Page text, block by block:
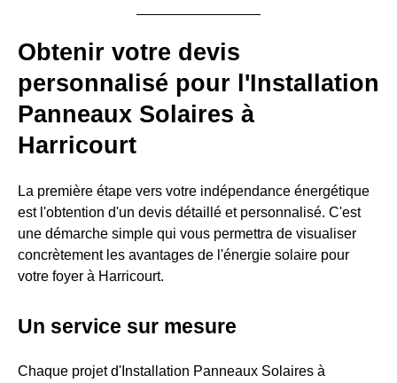
Obtenir votre devis
personnalisé pour l'Installation
Panneaux Solaires à
Harricourt
La première étape vers votre indépendance énergétique
est l'obtention d'un devis détaillé et personnalisé. C'est
une démarche simple qui vous permettra de visualiser
concrètement les avantages de l'énergie solaire pour
votre foyer à Harricourt.
Un service sur mesure
Chaque projet d'Installation Panneaux Solaires à